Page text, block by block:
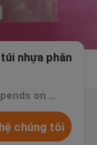
nhựa phân
Giá bán：Depends on material, size, quantity and printing colors
chúng tôi